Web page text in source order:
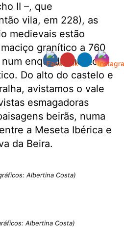
II –, que
vila, em 228), as
medievais estão
granítico a 760
enquadramento
Do alto do castelo e
avistamos o vale
esmagadoras
beirãs, numa
a Meseta Ibérica e
da Beira.
Albertina Costa)
Albertina Costa)